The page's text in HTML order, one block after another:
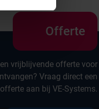
Offerte
vrijblijvende offerte voor
Vraag direct een
offerte aan bij VE-Systems.